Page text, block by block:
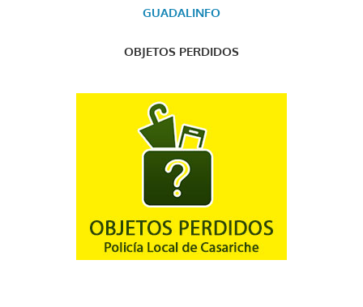
GUADALINFO
OBJETOS PERDIDOS